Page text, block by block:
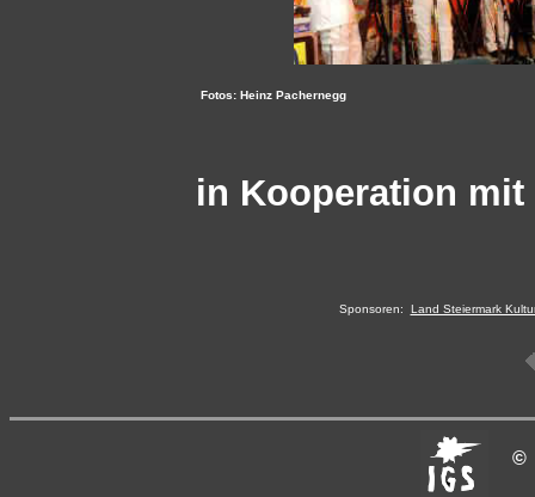
Fotos: Heinz Pachernegg
in Kooperation
Sponsoren: Land Steiermark Kultur
©